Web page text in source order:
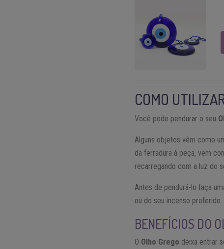
COMO
Você pode pendurar o seu
Alguns objetos vêm como
da ferradura à peça, vem
recarregando com a luz do
Antes de pendurá-lo faça
ou do seu incenso preferido.
BENEFÍCIOS DO
O Olho Grego deixa entrar